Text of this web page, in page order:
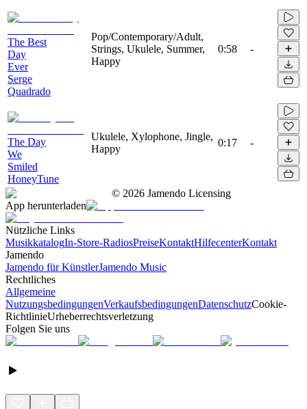
The Best
Day
Ever
Serge
Quadrado
Pop/Contemporary/Adult,
Strings, Ukulele, Summer,
Happy
0:58 -
The Day
We
Smiled
HoneyTune
Ukulele, Xylophone, Jingle,
Happy
0:17 -
© 2026 Jamendo Licensing
App herunterladen
Nützliche Links
MusikkatalogIn-Store-RadiosPreiseKontaktHilfecenterKontakt
Jamendo
Jamendo für KünstlerJamendo Music
Rechtliches
Allgemeine
NutzungsbedingungenVerkaufsbedingungenDatenschutzCookie-
RichtlinieUrheberrechtsverletzung
Folgen Sie uns